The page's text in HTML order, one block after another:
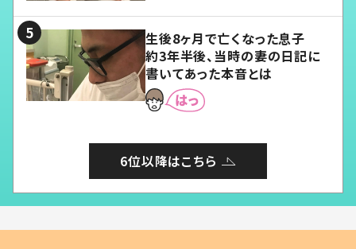
生後8ヶ月で亡くなった息子
約3年半後、当時の妻の日記に
書いてあった本音とは
6位以降はこちら